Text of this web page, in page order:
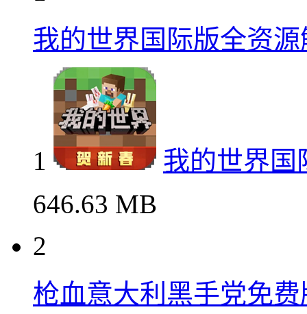
我的世界国际版全资
1
我的世界国
646.63 MB
2
枪血意大利黑手党免